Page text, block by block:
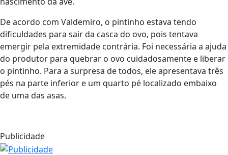
De acordo com Valdemiro, o pintinho estava tendo
dificuldades para sair da casca do ovo, pois tentava
emergir pela extremidade contrária. Foi necessária a ajuda
do produtor para quebrar o ovo cuidadosamente e liberar
o pintinho. Para a surpresa de todos, ele apresentava três
pés na parte inferior e um quarto pé localizado embaixo
de uma das asas.
Publicidade